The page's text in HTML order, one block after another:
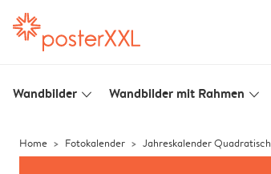
Wandbilder slim_arrow_down Wandbilder mit Rahmen slim_arrow_down
Home Fotokalender Jahreskalender Quadratisch